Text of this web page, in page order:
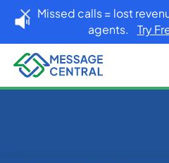
Missed calls = lost
agents. Try